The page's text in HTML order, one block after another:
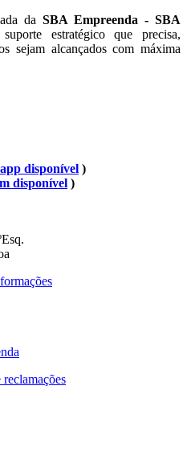
da SBA Empreenda - SBA
estratégico que precisa,
sejam alcançados com máxima
disponível )
disponível )